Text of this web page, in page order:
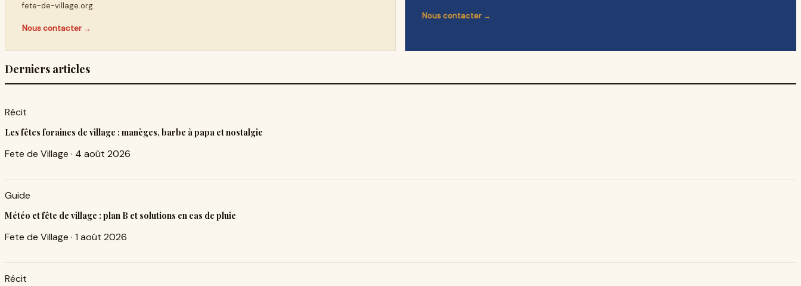
fete-de-village.org.
Nous contacter →
Nous contacter →
Derniers articles
Récit
Les fêtes foraines de village : manèges, barbe à papa et nostalgie
Fete de Village · 4 août 2026
Guide
Météo et fête de village : plan B et solutions en cas de pluie
Fete de Village · 1 août 2026
Récit